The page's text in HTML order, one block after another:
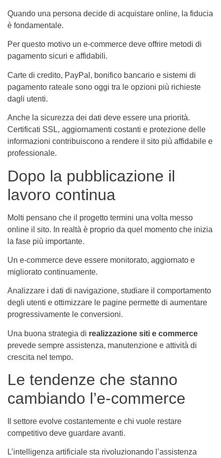
Quando una persona decide di acquistare online, la fiducia
è fondamentale.
Per questo motivo un e-commerce deve offrire metodi di
pagamento sicuri e affidabili.
Carte di credito, PayPal, bonifico bancario e sistemi di
pagamento rateale sono oggi tra le opzioni più richieste
dagli utenti.
Anche la sicurezza dei dati deve essere una priorità.
Certificati SSL, aggiornamenti costanti e protezione delle
informazioni contribuiscono a rendere il sito più affidabile e
professionale.
Dopo la pubblicazione il
lavoro continua
Molti pensano che il progetto termini una volta messo
online il sito. In realtà è proprio da quel momento che inizia
la fase più importante.
Un e-commerce deve essere monitorato, aggiornato e
migliorato continuamente.
Analizzare i dati di navigazione, studiare il comportamento
degli utenti e ottimizzare le pagine permette di aumentare
progressivamente le conversioni.
Una buona strategia di realizzazione siti e commerce
prevede sempre assistenza, manutenzione e attività di
crescita nel tempo.
Le tendenze che stanno
cambiando l’e-commerce
Il settore evolve costantemente e chi vuole restare
competitivo deve guardare avanti.
L’intelligenza artificiale sta rivoluzionando l’assistenza